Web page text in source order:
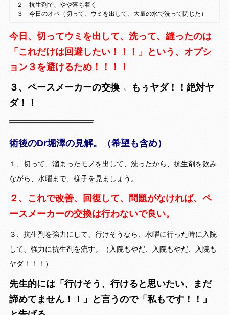
２ 抗生剤で、やや落ち着く
３ 今日のオペ（切って、ウミを出して、大量の水で洗って閉じた）
今日、切ってウミを出して、洗って、縫ったのは
「これだけは回避したい！！！」という、オプシ
ョン３を避けるため！！！！
３、ペースメーカーの交換 ←もぅヤダ！！絶対ヤ
ダ！！
術後のDr堀澤の見解。（希望も含め）
１、切って、溜まったモノを出して、洗ったから、抗生剤を飲み
ながら、水曜まで、様子を見ましょう。
２、これで改善、回復して、問題がなければ、ペ
ースメーカーの交換は行わないで良い。
３、抗生剤を強力にして、行けそうなら、水曜に行った時に入院
して、強力に抗生剤を流す。（入院もやだ、入院もやだ、入院も
ヤダ！！！）
先生的には「行けそう、行けると思いたい、まだ
諦めてません！！」と言うので「私もです！！」